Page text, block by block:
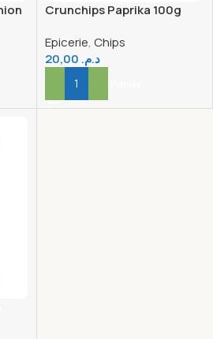
Crunchips Paprika 100g
Epicerie, Chips
د.م.
Ajouter Au Panier